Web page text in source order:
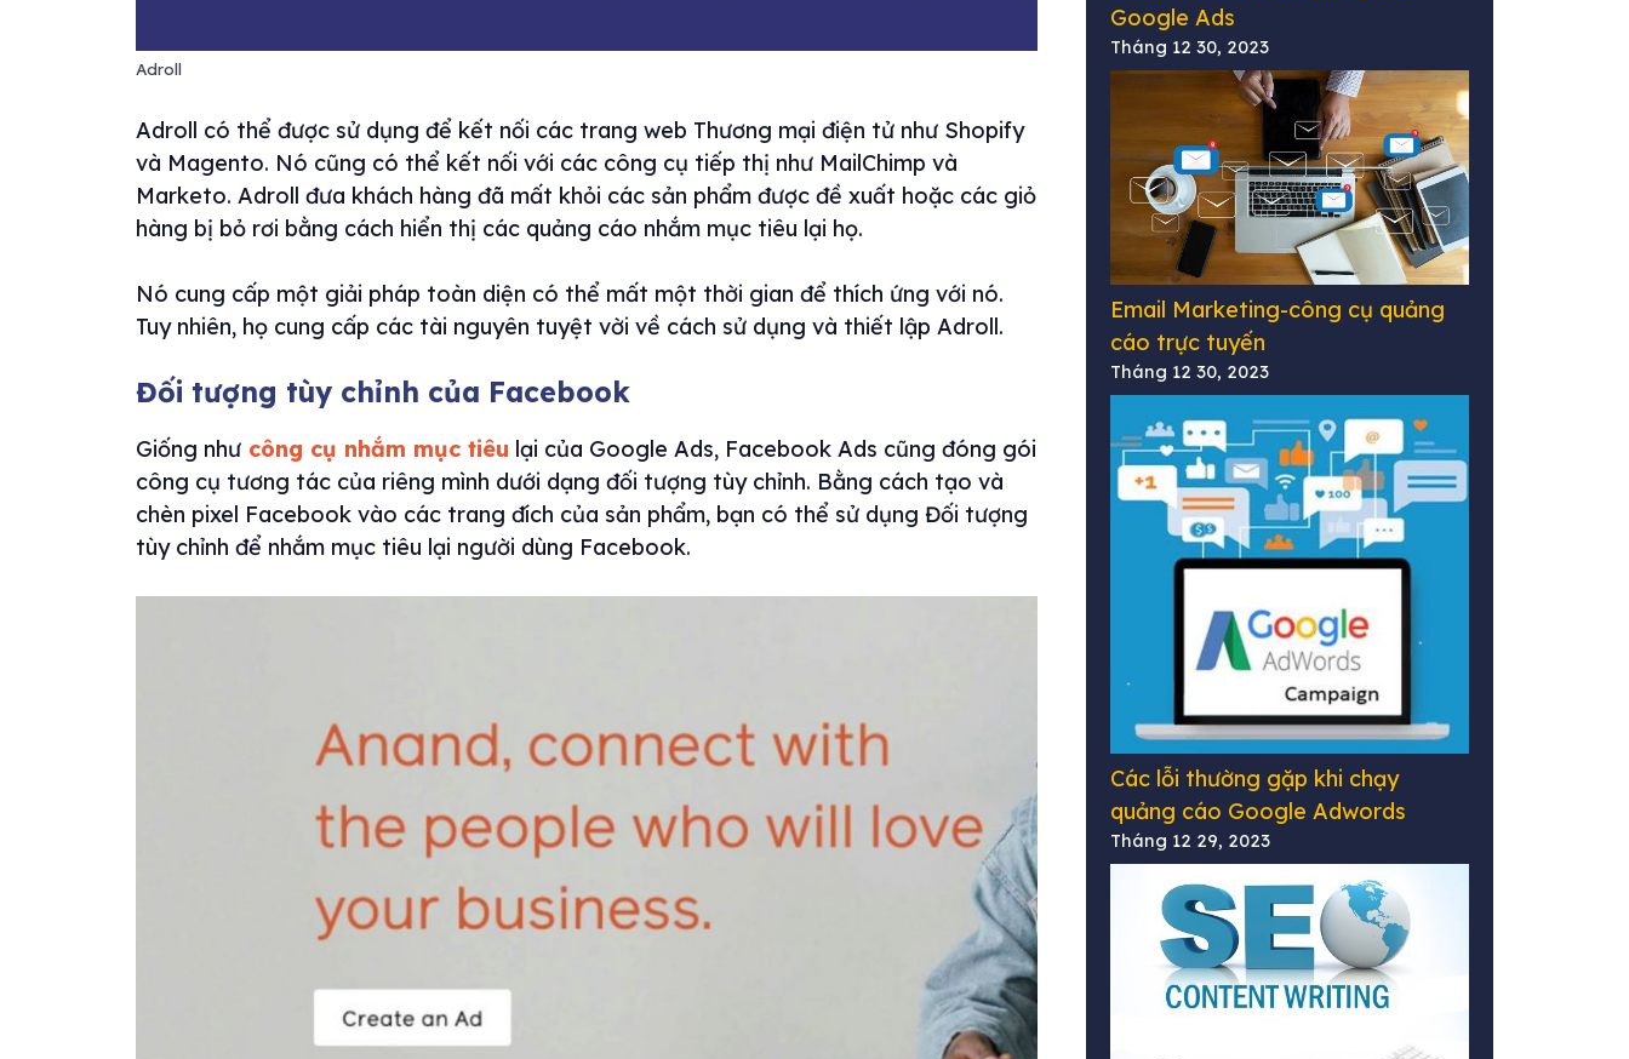
Adroll
Adroll có thể được sử dụng để kết nối các trang web Thương mại điện tử như Shopify
và Magento. Nó cũng có thể kết nối với các công cụ tiếp thị như MailChimp và
Marketo. Adroll đưa khách hàng đã mất khỏi các sản phẩm được đề xuất hoặc các giỏ
hàng bị bỏ rơi bằng cách hiển thị các quảng cáo nhắm mục tiêu lại họ.
Nó cung cấp một giải pháp toàn diện có thể mất một thời gian để thích ứng với nó.
Tuy nhiên, họ cung cấp các tài nguyên tuyệt vời về cách sử dụng và thiết lập Adroll.
Đối tượng tùy chỉnh của Facebook
Giống như công cụ nhắm mục tiêu lại của Google Ads, Facebook Ads cũng đóng gói
công cụ tương tác của riêng mình dưới dạng đối tượng tùy chỉnh. Bằng cách tạo và
chèn pixel Facebook vào các trang đích của sản phẩm, bạn có thể sử dụng Đối tượng
tùy chỉnh để nhắm mục tiêu lại người dùng Facebook.
Google Ads
Tháng 12 30, 2023
Email Marketing-công cụ quảng
cáo trực tuyến
Tháng 12 30, 2023
Các lỗi thường gặp khi chạy
quảng cáo Google Adwords
Tháng 12 29, 2023